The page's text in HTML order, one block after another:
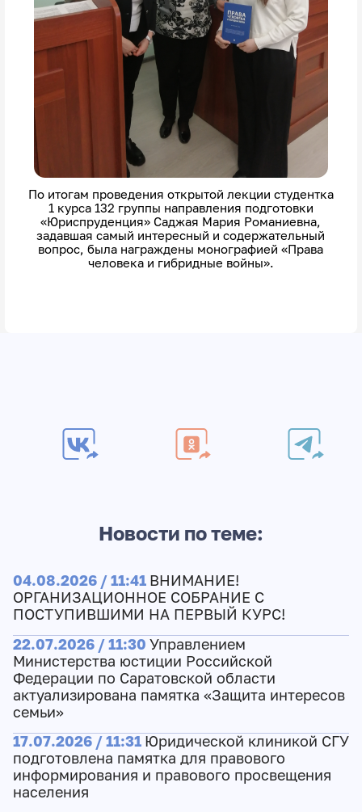
По итогам проведения открытой лекции студентка
1 курса 132 группы направления подготовки
«Юриспруденция» Саджая Мария Романиевна,
задавшая самый интересный и содержательный
вопрос, была награждены монографией «Права
человека и гибридные войны».
Новости по теме:
04.08.2026 / 11:41 ВНИМАНИЕ!
ОРГАНИЗАЦИОННОЕ СОБРАНИЕ С
ПОСТУПИВШИМИ НА ПЕРВЫЙ КУРС!
22.07.2026 / 11:30 Управлением
Министерства юстиции Российской
Федерации по Саратовской области
актуализирована памятка «Защита интересов
семьи»
17.07.2026 / 11:31 Юридической клиникой СГУ
подготовлена памятка для правового
информирования и правового просвещения
населения